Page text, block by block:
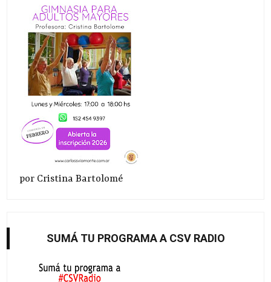
por Cristina Bartolomé
SUMÁ TU PROGRAMA A CSV RADIO